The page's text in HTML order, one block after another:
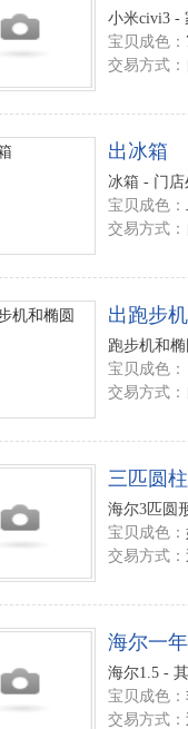
小米civi3 -
宝贝成色：
交易方式：
出冰箱
冰箱 - 门店
宝贝成色：
交易方式：
出跑步
跑步机和
宝贝成色：
交易方式：
三匹圆
海尔3匹圆
宝贝成色：
交易方式：
海尔一
海尔1.5 -
宝贝成色：
交易方式：